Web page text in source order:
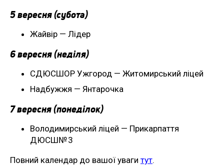
5 вересня (субота)
Жайвір — Лідер
6 вересня (неділя)
СДЮСШОР Ужгород — Житомирський ліцей
Надбужжя — Янтарочка
7 вересня (понеділок)
Володимирський ліцей — Прикарпаття
ДЮСШ№ 3
Повний календар до вашої уваги тут.